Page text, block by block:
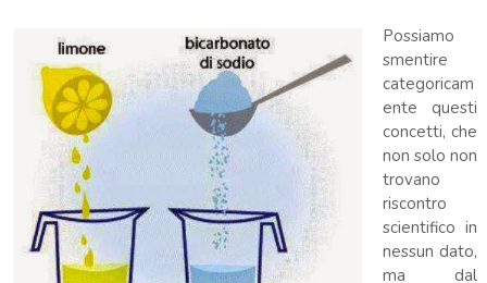
Possiamo
smentire
categoricam
ente questi
concetti, che
non solo non
trovano
riscontro
scientifico in
nessun dato,
ma dal